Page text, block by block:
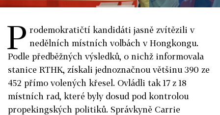
P rodemokratičtí kandidáti jasně zvítězili v
nedělních místních volbách v Hongkongu.
Podle předběžných výsledků, o nichž informovala
stanice RTHK, získali jednoznačnou většinu 390 ze
452 přímo volených křesel. Ovládli tak 17 z 18
místních rad, které byly dosud pod kontrolou
propekingských politiků. Správkyně Carrie